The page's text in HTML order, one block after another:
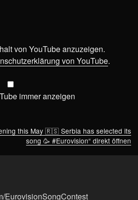
von YouTube anzuzeigen.
von YouTube.
immer anzeigen
this May 🇷🇸 Serbia has selected its
song 🥳 #Eurovision“ direkt öffnen
EurovisionSongContest